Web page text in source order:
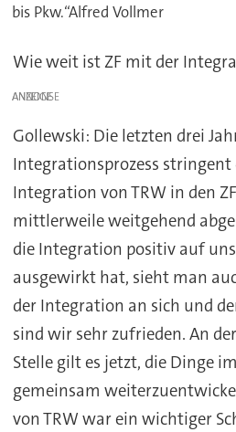
bis Pkw.“Alfred Vollmer
Wie weit ist ZF mit der
ANZEIGE
Gollewski: Die letzten drei
Integrationsprozess
Integration von TRW in den
mittlerweile weitgehend
die Integration positiv auf
ausgewirkt hat, sieht man
der Integration an sich und
sind wir sehr zufrieden. An
Stelle gilt es jetzt, die Dinge
gemeinsam
von TRW war ein wichtiger